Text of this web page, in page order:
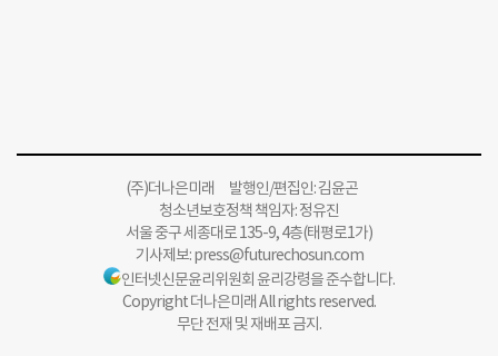
(주)더나은미래 발행인/편집인: 김윤곤
청소년보호정책 책임자: 정유진
서울 중구 세종대로 135-9, 4층(태평로1가)
기사제보:press@futurechosun.com
인터넷신문윤리위원회 윤리강령을 준수합니다.
Copyright 더나은미래 All rights reserved.
무단 전재 및 재배포 금지.